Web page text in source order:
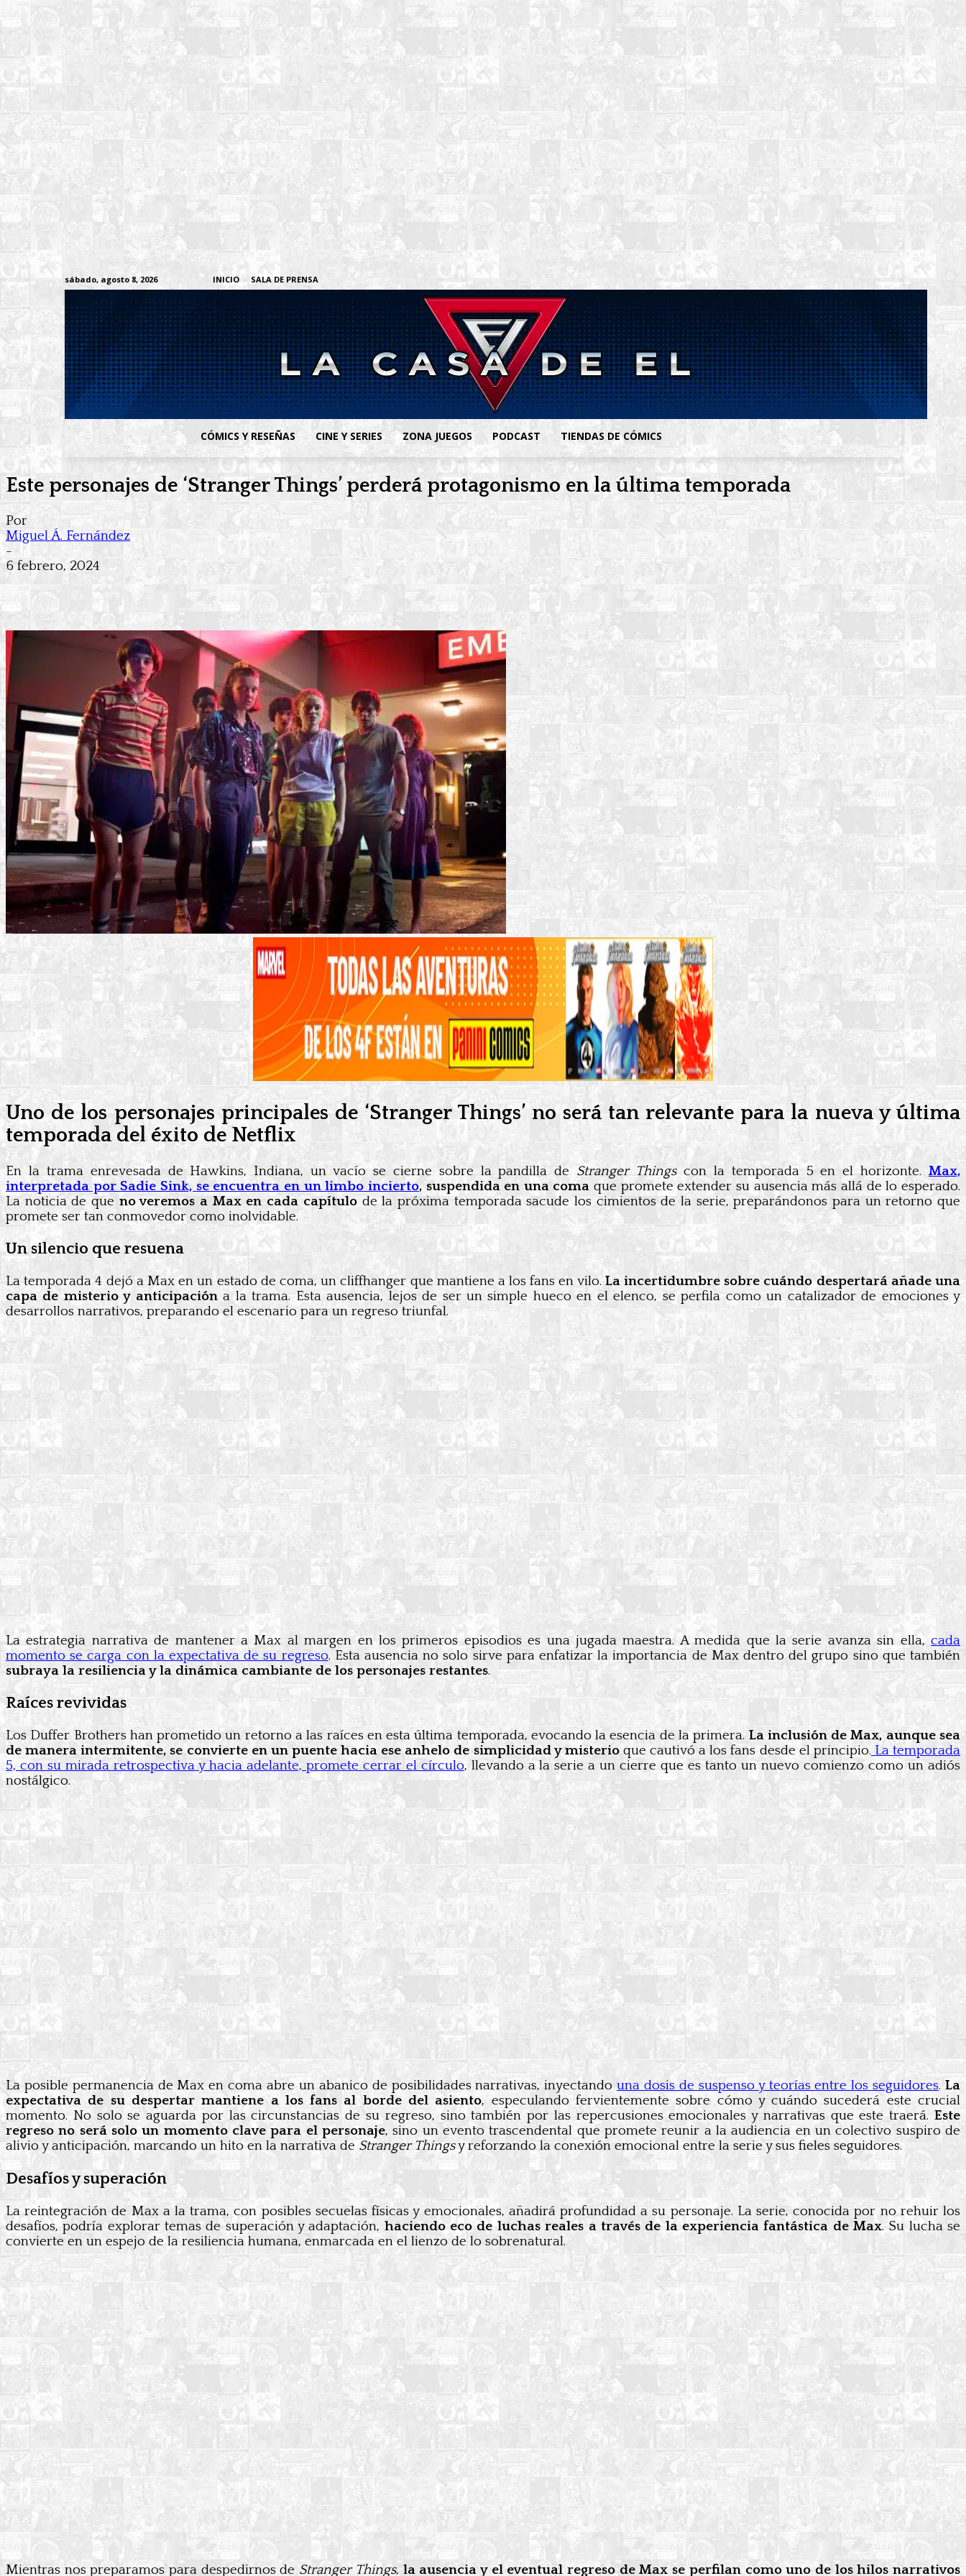
sábado, agosto 8, 2026 INICIO SALA DE PRENSA
CÓMICS Y RESEÑAS CINE Y SERIES ZONA JUEGOS PODCAST TIENDAS DE CÓMICS
Este personajes de ‘Stranger Things’ perderá protagonismo en la última temporada
Por
Miguel Á. Fernández
-
6 febrero, 2024
Uno de los personajes principales de ‘Stranger Things’ no será tan relevante para la nueva y última
temporada del éxito de Netflix
En la trama enrevesada de Hawkins, Indiana, un vacío se cierne sobre la pandilla de Stranger Thingscon la temporada 5 en el horizonte. Max,
interpretada por Sadie Sink, se encuentra en un limbo incierto, suspendida en una coma que promete extender su ausencia más allá de lo esperado.
La noticia de que no veremos a Max en cada capítulode la próxima temporada sacude los cimientos de la serie, preparándonos para un retorno que
promete ser tan conmovedor como inolvidable.
Un silencio que resuena
La temporada 4 dejó a Max en un estado de coma, un cliffhanger que mantiene a los fans en vilo. La incertidumbre sobre cuándo despertará añade una
capa de misterio y anticipacióna la trama. Esta ausencia, lejos de ser un simple hueco en el elenco, se perfila como un catalizador de emociones y
desarrollos narrativos, preparando el escenario para un regreso triunfal.
La estrategia narrativa de mantener a Max al margen en los primeros episodios es una jugada maestra. A medida que la serie avanza sin ella, cada
momento se carga con la expectativa de su regreso. Esta ausencia no solo sirve para enfatizar la importancia de Max dentro del grupo sino que también
subraya la resiliencia y la dinámica cambiante de los personajes restantes.
Raíces revividas
Los Duffer Brothers han prometido un retorno a las raíces en esta última temporada, evocando la esencia de la primera. La inclusión de Max, aunque sea
de manera intermitente, se convierte en un puente hacia ese anhelo de simplicidad y misterioque cautivó a los fans desde el principio. La temporada
5, con su mirada retrospectiva y hacia adelante, promete cerrar el círculo, llevando a la serie a un cierre que es tanto un nuevo comienzo como un adiós
nostálgico.
La posible permanencia de Max en coma abre un abanico de posibilidades narrativas, inyectandouna dosis de suspenso y teorías entre los seguidores.La
expectativa de su despertar mantiene a los fans al borde del asiento, especulando fervientemente sobre cómo y cuándo sucederá este crucial
momento. No solo se aguarda por las circunstancias de su regreso, sino también por las repercusiones emocionales y narrativas que este traerá. Este
regreso no será solo un momento clave para el personaje, sino un evento trascendental que promete reunir a la audiencia en un colectivo suspiro de
alivio y anticipación, marcando un hito en la narrativa de Stranger Thingsy reforzando la conexión emocional entre la serie y sus fieles seguidores.
Desafíos y superación
La reintegración de Max a la trama, con posibles secuelas físicas y emocionales, añadirá profundidad a su personaje. La serie, conocida por no rehuir los
desafíos, podría explorar temas de superación y adaptación, haciendo eco de luchas reales a través de la experiencia fantástica de Max. Su lucha se
convierte en un espejo de la resiliencia humana, enmarcada en el lienzo de lo sobrenatural.
Mientras nos preparamos para despedirnos de Stranger Things, la ausencia y el eventual regreso de Max se perfilan como uno de los hilos narrativos